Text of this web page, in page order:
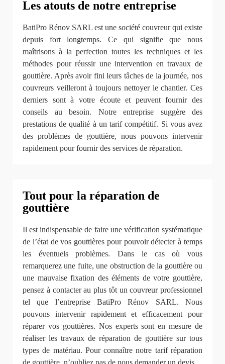
Les atouts de notre entreprise
BatiPro Rénov SARL est une société couvreur qui existe
depuis fort longtemps. Ce qui signifie que nous
maîtrisons à la perfection toutes les techniques et les
méthodes pour réussir une intervention en travaux de
gouttière. Après avoir fini leurs tâches de la journée, nos
couvreurs veilleront à toujours nettoyer le chantier. Ces
derniers sont à votre écoute et peuvent fournir des
conseils au besoin. Notre entreprise suggère des
prestations de qualité à un tarif compétitif. Si vous avez
des problèmes de gouttière, nous pouvons intervenir
rapidement pour fournir des services de réparation.
Tout pour la réparation de
gouttière
Il est indispensable de faire une vérification systématique
de l’état de vos gouttières pour pouvoir détecter à temps
les éventuels problèmes. Dans le cas où vous
remarquerez une fuite, une obstruction de la gouttière ou
une mauvaise fixation des éléments de votre gouttière,
pensez à contacter au plus tôt un couvreur professionnel
tel que l’entreprise BatiPro Rénov SARL. Nous
pouvons intervenir rapidement et efficacement pour
réparer vos gouttières. Nos experts sont en mesure de
réaliser les travaux de réparation de gouttière sur tous
types de matériau. Pour connaître notre tarif réparation
de gouttière, n’oubliez pas de nous demander un devis.